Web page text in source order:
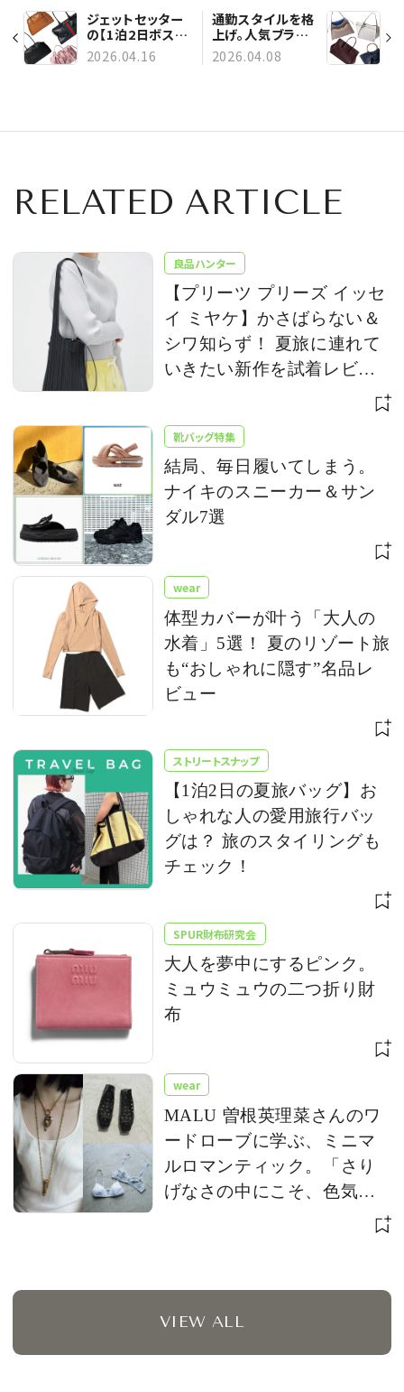
ジェットセッター
の【1泊2日ボスト
ンバッグ】６選 ｜
ザ・ロウ、グッチ、
2026.04.16
通勤スタイルを格
上げ。人気ブラン
ドの【大容量トー
トバッグ】６選
2026.04.08
RELATED ARTICLE
良品ハンター
【プリーツ プリーズ イッセ
イ ミヤケ】かさばらない＆
シワ知らず！ 夏旅に連れて
いきたい新作を試着レビュ
靴バッグ特集
結局、毎日履いてしまう。
ナイキのスニーカー＆サン
ダル7選
wear
体型カバーが叶う「大人の
水着」5選！ 夏のリゾート旅
も“おしゃれに隠す”名品レ
ビュー
ストリートスナップ
【1泊2日の夏旅バッグ】お
しゃれな人の愛用旅行バッ
グは？ 旅のスタイリングも
チェック！
SPUR財布研究会
大人を夢中にするピンク。
ミュウミュウの二つ折り財
布
wear
MALU 曽根英理菜さんのワ
ードローブに学ぶ、ミニマ
ルロマンティック。「さり
げなさの中にこそ、色気が
VIEW ALL